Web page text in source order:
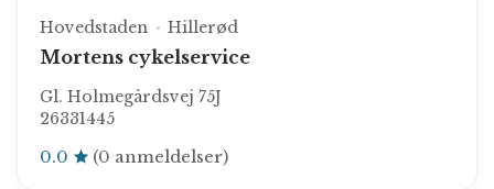
Hovedstaden Hillerød
Mortens cykelservice
Gl. Holmegårdsvej 75J
26331445
0.0 (0 anmeldelser)